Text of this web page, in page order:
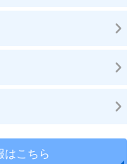
はこちら